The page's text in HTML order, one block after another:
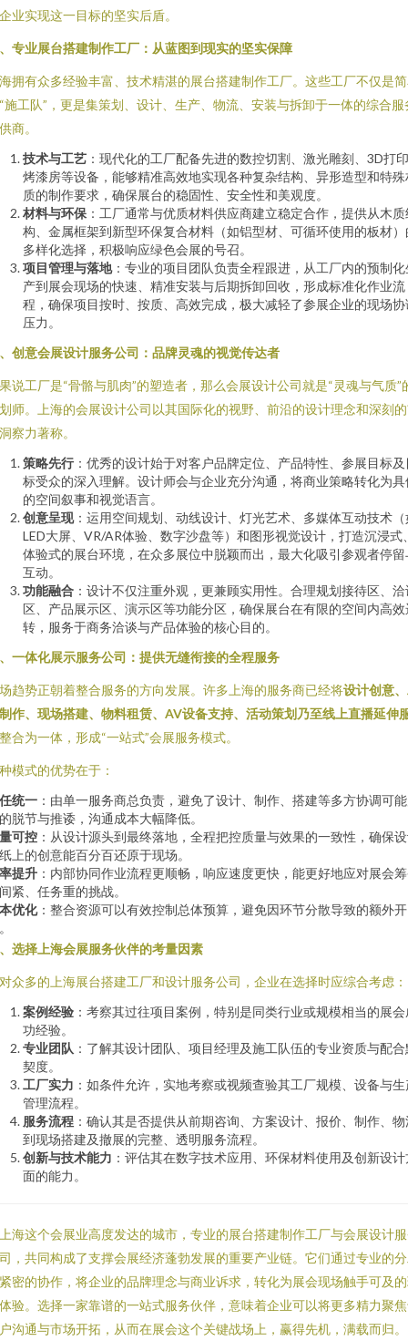
业实现这一目标的坚实后盾。
专业展台搭建制作工厂：从蓝图到现实的坚实保障
拥有众多经验丰富、技术精湛的展台搭建制作工厂。这些工厂不仅是
施工队”，更是集策划、设计、生产、物流、安装与拆卸于一体的综合服
商。
技术与工艺 ：现代化的工厂配备先进的数控切割、激光雕刻、3D打
烤漆房等设备，能够精准高效地实现各种复杂结构、异形造型和特殊
质的制作要求，确保展台的稳固性、安全性和美观度。
材料与环保 ：工厂通常与优质材料供应商建立稳定合作，提供从木质
构、金属框架到新型环保复合材料（如铝型材、可循环使用的板材）
多样化选择，积极响应绿色会展的号召。
项目管理与落地：专业的项目团队负责全程跟进，从工厂内的预制化
产到展会现场的快速、精准安装与后期拆卸回收，形成标准化作业流
程，确保项目按时、按质、高效完成，极大减轻了参展企业的现场协
压力。
创意会展设计服务公司：品牌灵魂的视觉传达者
说工厂是“骨骼与肌肉”的塑造者，那么会展设计公司就是“灵魂与气质”
师。上海的会展设计公司以其国际化的视野、前沿的设计理念和深刻
察力著称。
策略先行 ：优秀的设计始于对客户品牌定位、产品特性、参展目标及
标受众的深入理解。设计师会与企业充分沟通，将商业策略转化为具
的空间叙事和视觉语言。
创意呈现：运用空间规划、动线设计、灯光艺术、多媒体互动技术（
LED大屏、VR/AR体验、数字沙盘等）和图形视觉设计，打造沉浸式
体验式的展台环境，在众多展位中脱颖而出，最大化吸引参观者停留
互动。
功能融合 ：设计不仅注重外观，更兼顾实用性。合理规划接待区、洽
区、产品展示区、演示区等功能分区，确保展台在有限的空间内高效
转，服务于商务洽谈与产品体验的核心目的。
一体化展示服务公司：提供无缝衔接的全程服务
趋势正朝着整合服务的方向发展。许多上海的服务商已经将设计创意
作、现场搭建、物料租赁、AV设备支持、活动策划乃至线上直播延伸
整合为一体，形成“一站式”会展服务模式。
模式的优势在于：
统一 ：由单一服务商总负责，避免了设计、制作、搭建等多方协调可
脱节与推诿，沟通成本大幅降低。
可控 ：从设计源头到最终落地，全程把控质量与效果的一致性，确保
上的创意能百分百还原于现场。
提升 ：内部协同作业流程更顺畅，响应速度更快，能更好地应对展会
紧、任务重的挑战。
优化：整合资源可以有效控制总体预算，避免因环节分散导致的额外开
选择上海会展服务伙伴的考量因素
众多的上海展台搭建工厂和设计服务公司，企业在选择时应综合考虑：
案例经验 ：考察其过往项目案例，特别是同类行业或规模相当的展会
功经验。
专业团队 ：了解其设计团队、项目经理及施工队伍的专业资质与配合
契度。
工厂实力 ：如条件允许，实地考察或视频查验其工厂规模、设备与生
管理流程。
服务流程 ：确认其是否提供从前期咨询、方案设计、报价、制作、物
到现场搭建及撤展的完整、透明服务流程。
创新与技术能力 ：评估其在数字技术应用、环保材料使用及创新设计
面的能力。
海这个会展业高度发达的城市，专业的展台搭建制作工厂与会展设计
，共同构成了支撑会展经济蓬勃发展的重要产业链。它们通过专业的
密的协作，将企业的品牌理念与商业诉求，转化为展会现场触手可及
验。选择一家靠谱的一站式服务伙伴，意味着企业可以将更多精力聚
沟通与市场开拓，从而在展会这个关键战场上，赢得先机，满载而归。